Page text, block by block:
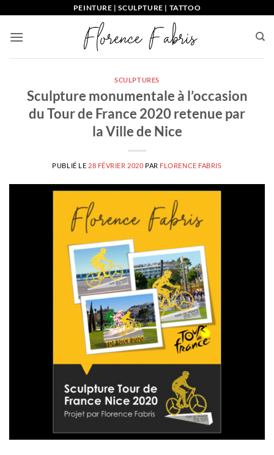
contenu
PEINTURE | SCULPTURE | TATTOO
SCULPTURES
Sculpture monumentale à l’occasion
du Tour de France 2020 retenue par
la Ville de Nice
PUBLIÉ LE 28 FÉVRIER 2020 PAR FLORENCE FABRIS